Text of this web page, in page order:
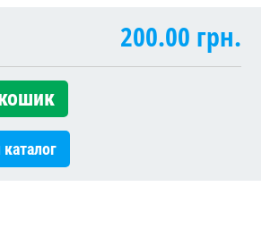
200.00 грн.